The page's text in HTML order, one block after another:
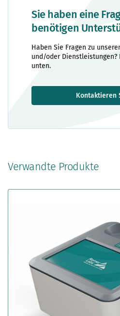
Sie haben eine
benötigen
Haben Sie Fragen zu
und/oder Dienstleistungen?
unten.
Kontaktieren
Verwandte Produkte